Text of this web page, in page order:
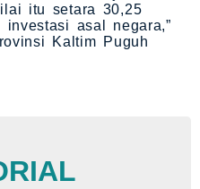
itu setara 30,25
asal negara,”
Kaltim Puguh